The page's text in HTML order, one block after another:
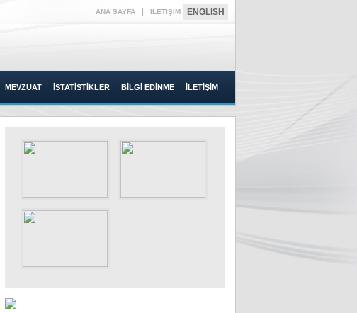
ANA SAYFA İLETİŞİM ENGLISH
MEVZUAT İSTATİSTİKLER BİLGİ EDİNME İLETİŞİM